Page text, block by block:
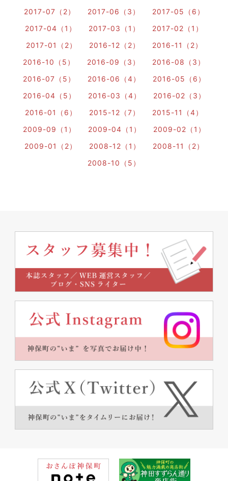
2017-07（2）
2017-06（3）
2017-05（6）
2017-04（1）
2017-03（1）
2017-02（1）
2017-01（2）
2016-12（2）
2016-11（2）
2016-10（5）
2016-09（3）
2016-08（3）
2016-07（5）
2016-06（4）
2016-05（6）
2016-04（5）
2016-03（4）
2016-02（3）
2016-01（6）
2015-12（7）
2015-11（4）
2009-09（1）
2009-04（1）
2009-02（1）
2009-01（2）
2008-12（1）
2008-11（2）
2008-10（5）